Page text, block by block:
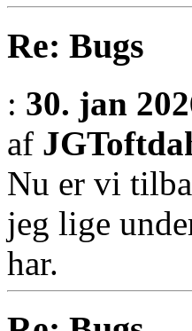
Re: Bugs
: 30. jan
af
Nu er vi
jeg lige
har.